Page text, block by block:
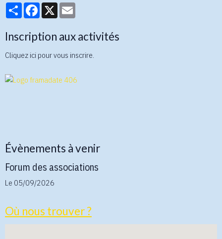
PartagerFacebook
X
Inscription aux activités
Cliquez ici pour vous inscrire.
Évènements à venir
Forum des associations
Le 05/09/2026
Où nous trouver ?